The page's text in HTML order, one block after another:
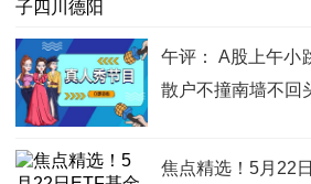
午评： A股上午小
散户不撞南墙不回
焦点精选！5月22